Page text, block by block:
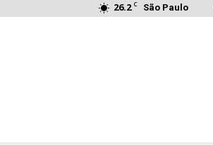
26.2 C São Paulo